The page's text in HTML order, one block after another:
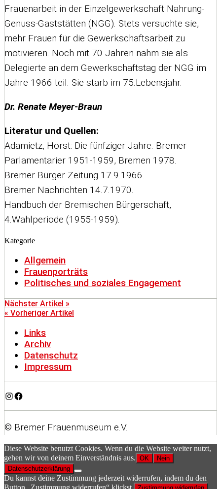
Frauenarbeit in der Einzelgewerkschaft Nahrung-
Genuss-Gaststätten (NGG). Stets versuchte sie,
mehr Frauen für die Gewerkschaftsarbeit zu
motivieren. Noch mit 70 Jahren nahm sie als
Delegierte an dem Gewerkschaftstag der NGG im
Jahre 1966 teil. Sie starb im 75.Lebensjahr.
Dr. Renate Meyer-Braun
Literatur und Quellen:
Adamietz, Horst: Die fünfziger Jahre. Bremer
Parlamentarier 1951-1959, Bremen 1978.
Bremer Bürger Zeitung 17.9.1966.
Bremer Nachrichten 14.7.1970.
Handbuch der Bremischen Bürgerschaft,
4.Wahlperiode (1955-1959).
Kategorie
Allgemein
Frauenporträts
Politisches und soziales Engagement
Nächster Artikel »
« Vorheriger Artikel
Links
Archiv
Datenschutz
Impressum
Instagram
Facebook
© Bremer Frauenmuseum e.V.
Diese Website benutzt Cookies. Wenn du die Website weiter nutzt,
gehen wir von deinem Einverständnis aus. OK
Nein
Datenschutzerklärung
Du kannst deine Zustimmung jederzeit widerrufen, indem du den
Button „Zustimmung widerrufen“ klickst.